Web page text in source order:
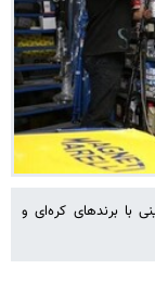
با برندهای کره‌ای و